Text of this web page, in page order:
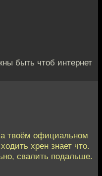
быть чтоб интернет
твоём официальном
хрен знает что.
свалить подальше.